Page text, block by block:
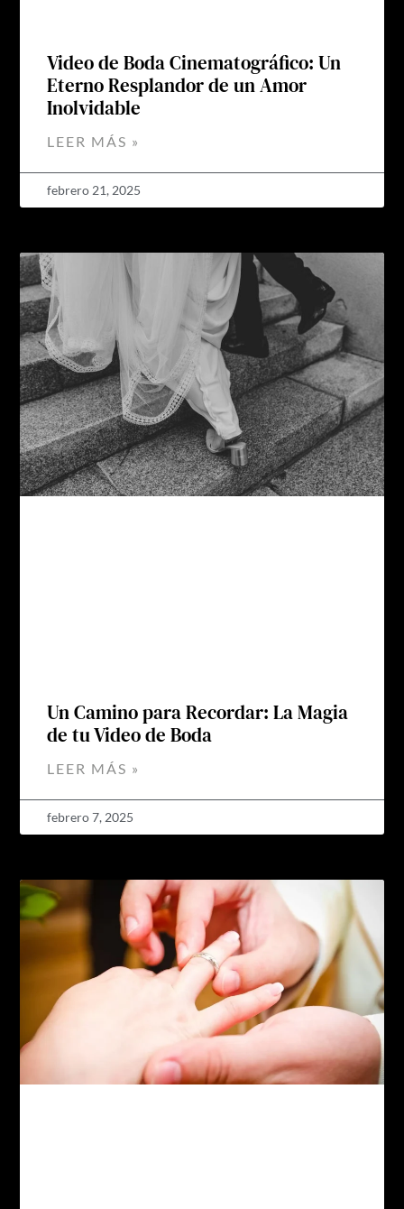
Video de Boda Cinematográfico: Un
Eterno Resplandor de un Amor
Inolvidable
LEER MÁS »
febrero 21, 2025
Un Camino para Recordar: La Magia
de tu Video de Boda
LEER MÁS »
febrero 7, 2025